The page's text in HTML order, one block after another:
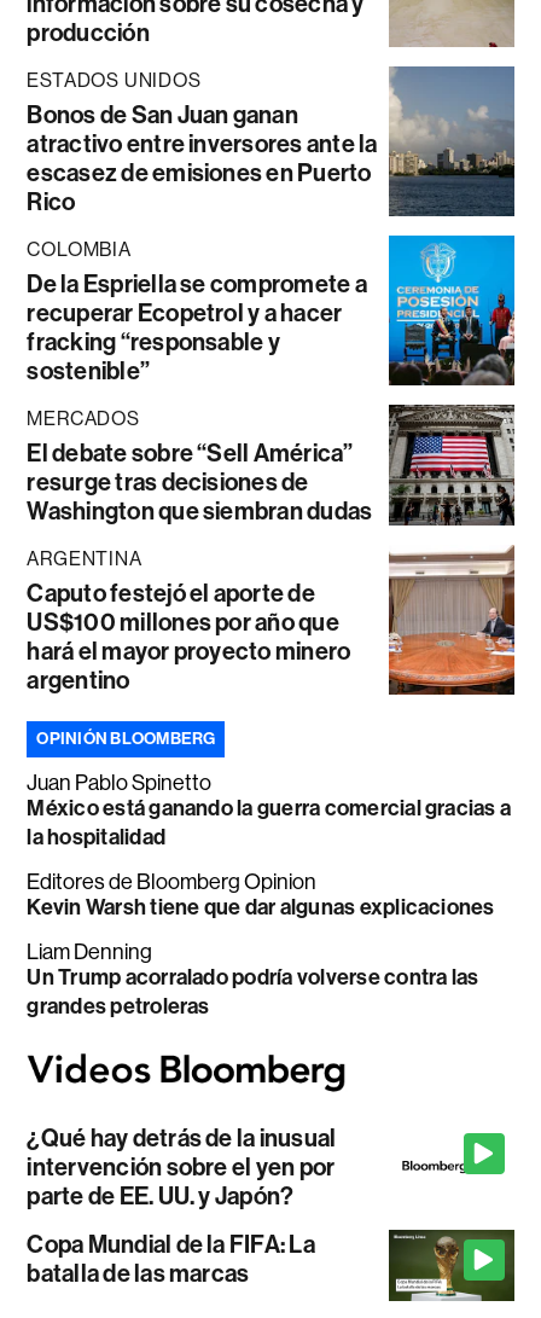
producción
ESTADOS UNIDOS
Bonos de San Juan ganan
atractivo entre inversores ante la
escasez de emisiones en Puerto
Rico
COLOMBIA
De la Espriella se compromete a
recuperar Ecopetrol y a hacer
fracking “responsable y
sostenible”
MERCADOS
El debate sobre “Sell América”
resurge tras decisiones de
Washington que siembran dudas
ARGENTINA
Caputo festejó el aporte de
US$100 millones por año que
hará el mayor proyecto minero
argentino
OPINIÓN BLOOMBERG
Juan Pablo Spinetto
México está ganando la guerra comercial gracias a
la hospitalidad
Editores de Bloomberg Opinion
Kevin Warsh tiene que dar algunas explicaciones
Liam Denning
Un Trump acorralado podría volverse contra las
grandes petroleras
¿Qué hay detrás de la inusual
intervención sobre el yen por
parte de EE. UU. y Japón?
Copa Mundial de la FIFA: La
batalla de las marcas